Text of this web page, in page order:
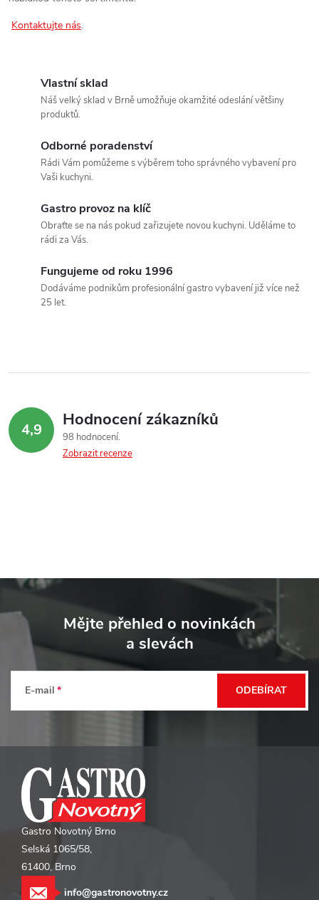
í
p
Kontaktujte nás.
Vlastní sklad
Náš velký sklad v Brně umožňuje okamžité odeslání většiny
produktů.
Odborné poradenství
Rádi Vám pomůžeme s výběrem toho správného vybavení pro
Vaši kuchyni.
Gastro provoz na klíč
Obraťte se na nás pokud zařizujete novou kuchyni. Uděláme to
rádi za Vás.
Fungujeme od roku 1996
Dodáváme podnikům profesionální gastro vybavení již více než
25 let.
4,9 Hodnocení zákazníků
98 hodnocení
Zobrazit recenze
á
Mějte přehled o novinkách
a slevách
E-mail ODEBÍRAT
Gastro Novotný Brno
Selská 1065/58,
61400, Brno
info@gastronovotny.cz